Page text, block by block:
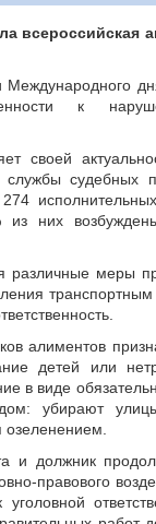
всероссийская
Международного
к
своей
судебных
из них
меры
алиментов
детей или
в виде
убирают
и должник
правового